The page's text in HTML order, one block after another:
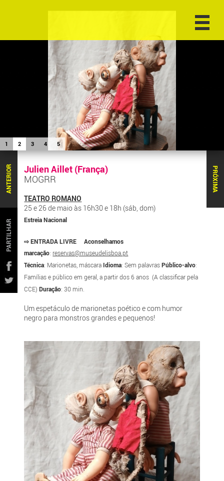
1 2 3 4 5
PRÓXIMA
ANTERIOR
PARTILHAR
Julien Aillet (França)
MOGRR
TEATRO ROMANO
25 e 26 de maio às 16h30 e 18h (sáb, dom)
Estreia Nacional
⇨ ENTRADA LIVRE Aconselhamos
marcação: reservas@museudelisboa.pt
Técnica: Marionetas, máscara Idioma: Sem palavrasPúblico-alvo:
Famílias e público em geral, a partir dos 6 anos (A classificar pela
CCE)Duração: 30 min.
Um espetáculo de marionetas poético e com humor
negro para monstros grandes e pequenos!